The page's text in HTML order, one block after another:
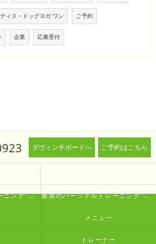
ィス・ドッグヨガ ワン ご予約
企業 応募受付
ダヴィンチボードへ ご予約はこちら
愛知のパーソナルトレーニング･生涯動ける体研究所 Oneの評判 愛知のパーソナルトレーニング･生涯動ける体研究所 Oneのお客様の声
メニュー
トレーナー